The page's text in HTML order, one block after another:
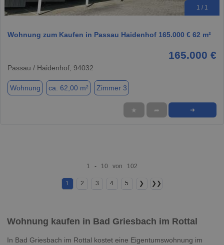
1 / 1
Wohnung zum Kaufen in Passau Haidenhof 165.000 € 62 m²
165.000 €
Passau / Haidenhof, 94032
Wohnung ca. 62,00 m² Zimmer 3
★ ➦ ➜
1 - 10 von 102
1 2 3 4 5 ❯ ❯❯
Wohnung kaufen in Bad Griesbach im Rottal
In Bad Griesbach im Rottal kostet eine Eigentumswohnung im